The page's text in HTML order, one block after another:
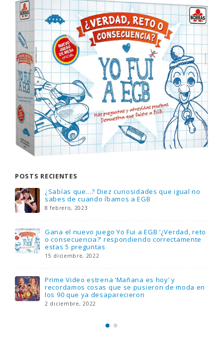
POSTS RECIENTES
Gana una de las cuatro unidades de PLAYMOBIL
que sorteamos: Knight Rider – El coche
fantástico [finalizado]
FlixOlé nos divierte con su colección de
comedias de los 80 y 90 y regalamos tres
suscripciones anuales
Llega el nuevo juego de mesa Yo Fui a EGB:
Verdad, reto o consecuencia, con más
preguntas y atrevidas pruebas